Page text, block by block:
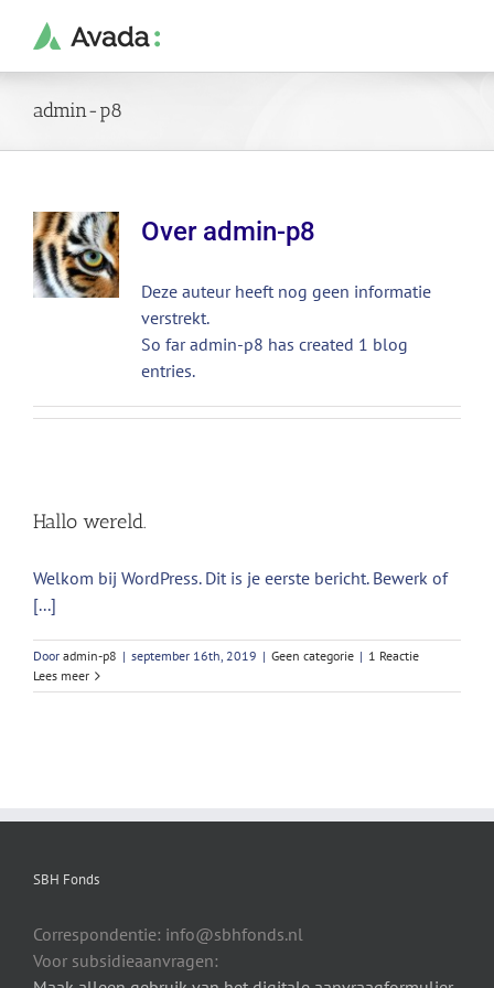
admin-p8
Over admin-p8
Deze auteur heeft nog geen informatie
verstrekt.
So far admin-p8 has created 1 blog
entries.
Hallo wereld.
Welkom bij WordPress. Dit is je eerste bericht. Bewerk of
[...]
Door admin-p8 | september 16th, 2019 | Geen categorie | 1 Reactie
Lees meer
SBH Fonds
Correspondentie: info@sbhfonds.nl
Voor subsidieaanvragen: